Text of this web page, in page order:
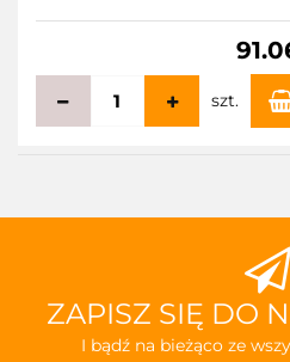
szt.
ZAPISZ SIĘ DO
I bądź na bieżąco ze